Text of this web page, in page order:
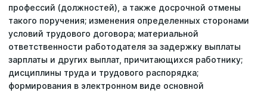
профессий (должностей), а также досрочной отмены
такого поручения; изменения определенных сторонами
условий трудового договора; материальной
ответственности работодателя за задержку выплаты
зарплаты и других выплат, причитающихся работнику;
дисциплины труда и трудового распорядка;
формирования в электронном виде основной